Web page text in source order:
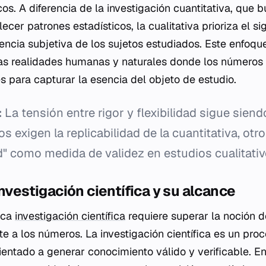
A diferencia de la investigación cuantitativa, que
patrones estadísticos, la cualitativa prioriza el
subjetiva de los sujetos estudiados. Este
realidades humanas y naturales donde los
para capturar la esencia del objeto de estudio.
La tensión entre rigor y flexibilidad sigue
exigen la replicabilidad de la cuantitativa,
como medida de validez en estudios
científica y su alcance
investigación científica requiere superar la noción
a los números. La investigación científica es un
a generar conocimiento válido y verificable.